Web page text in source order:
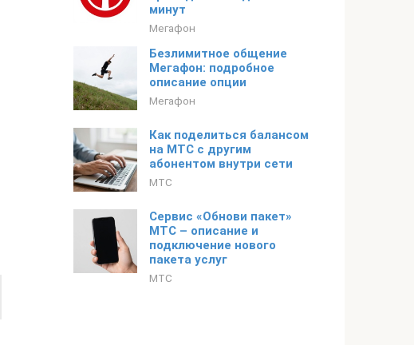
минут
Мегафон
Безлимитное общение
Мегафон: подробное
описание опции
Мегафон
Как поделиться балансом
на МТС с другим
абонентом внутри сети
МТС
Сервис «Обнови пакет»
МТС – описание и
подключение нового
пакета услуг
МТС